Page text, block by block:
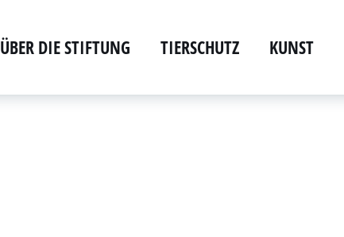
ÜBER DIE STIFTUNG TIERSCHUTZ KUNST